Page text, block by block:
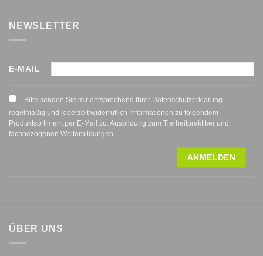
NEWSLETTER
E-MAIL
Bitte senden Sie mir entsprechend Ihrer Datenschutzerklärung
regelmäßig und jederzeit widerruflich Informationen zu folgendem
Produktsortiment per E-Mail zu: Ausbildung zum Tierheilpraktiker und
fachbezogenen Weiterbildungen
ÜBER UNS